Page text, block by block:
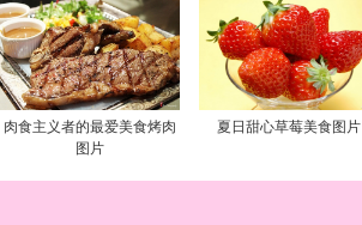
肉食主义者的最爱美食烤肉
图片
夏日甜心草莓美食图片